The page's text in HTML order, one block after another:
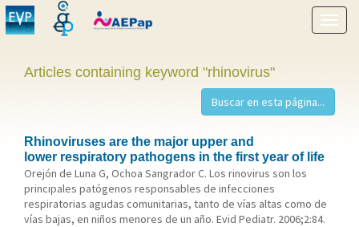
Show
menu
Articles containing keyword "rhinovirus"
Rhinoviruses are the major upper and
lower respiratory pathogens in the first year of life
Orejón de Luna G, Ochoa Sangrador C. Los rinovirus son los
principales patógenos responsables de infecciones
respiratorias agudas comunitarias, tanto de vías altas como de
vías bajas, en niños menores de un año. Evid Pediatr. 2006;2:84.